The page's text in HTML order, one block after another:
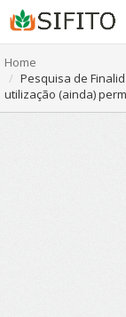
Home
Pesquisa de
utilização (ainda)